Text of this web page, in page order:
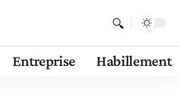
Entreprise Habillement